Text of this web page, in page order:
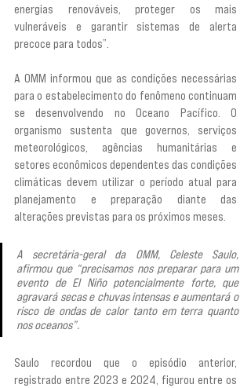
energias renováveis, proteger os mais
vulneráveis e garantir sistemas de alerta
precoce para todos”.
A OMM informou que as condições necessárias
para o estabelecimento do fenômeno continuam
se desenvolvendo no Oceano Pacífico. O
organismo sustenta que governos, serviços
meteorológicos, agências humanitárias e
setores econômicos dependentes das condições
climáticas devem utilizar o período atual para
planejamento e preparação diante das
alterações previstas para os próximos meses.
A secretária-geral da OMM, Celeste Saulo,
afirmou que “precisamos nos preparar para um
evento de El Niño potencialmente forte, que
agravará secas e chuvas intensas e aumentará o
risco de ondas de calor tanto em terra quanto
nos oceanos”.
Saulo recordou que o episódio anterior,
registrado entre 2023 e 2024, figurou entre os